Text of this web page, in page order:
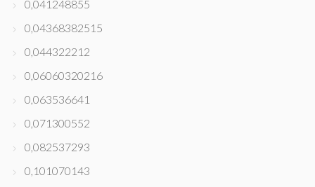
0,041248855
0,04368382515
0,044322212
0,06060320216
0,063536641
0,071300552
0,082537293
0,101070143